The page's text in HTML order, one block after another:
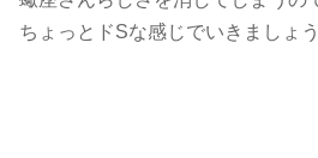
ちょっとドSな感じでいきましょう